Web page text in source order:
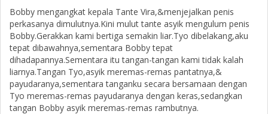
Bobby mengangkat kepala Tante Vira,&menjejalkan penis
perkasanya dimulutnya.Kini mulut tante asyik mengulum penis
Bobby.Gerakkan kami bertiga semakin liar.Tyo dibelakang,aku
tepat dibawahnya,sementara Bobby tepat
dihadapannya.Sementara itu tangan-tangan kami tidak kalah
liarnya.Tangan Tyo,asyik meremas-remas pantatnya,&
payudaranya,sementara tanganku secara bersamaan dengan
Tyo meremas-remas payudaranya dengan keras,sedangkan
tangan Bobby asyik meremas-remas rambutnya.